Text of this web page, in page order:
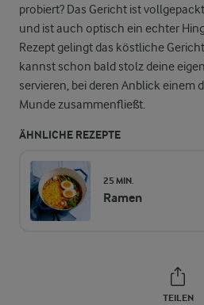
probiert? Das Gericht ist
und ist auch optisch ein echter
Rezept gelingt das köstliche
kannst schon bald stolz deine
servieren, bei deren Anblick einem
Munde zusammenfließt.
ÄHNLICHE REZEPTE
25 MIN.
Ramen
TEILEN